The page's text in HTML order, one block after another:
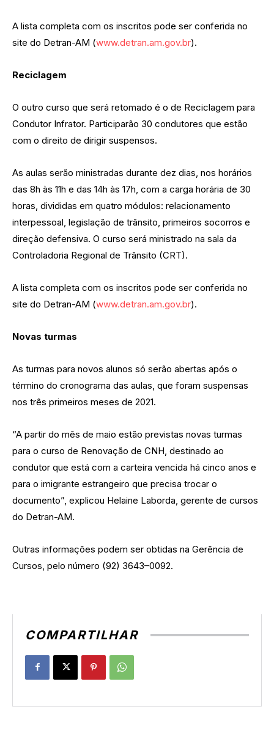
A lista completa com os inscritos pode ser conferida no
site do Detran-AM (www.detran.am.gov.br).
Reciclagem
O outro curso que será retomado é o de Reciclagem para
Condutor Infrator. Participarão 30 condutores que estão
com o direito de dirigir suspensos.
As aulas serão ministradas durante dez dias, nos horários
das 8h às 11h e das 14h às 17h, com a carga horária de 30
horas, divididas em quatro módulos: relacionamento
interpessoal, legislação de trânsito, primeiros socorros e
direção defensiva. O curso será ministrado na sala da
Controladoria Regional de Trânsito (CRT).
A lista completa com os inscritos pode ser conferida no
site do Detran-AM (www.detran.am.gov.br).
Novas turmas
As turmas para novos alunos só serão abertas após o
término do cronograma das aulas, que foram suspensas
nos três primeiros meses de 2021.
“A partir do mês de maio estão previstas novas turmas
para o curso de Renovação de CNH, destinado ao
condutor que está com a carteira vencida há cinco anos e
para o imigrante estrangeiro que precisa trocar o
documento”, explicou Helaine Laborda, gerente de cursos
do Detran-AM.
Outras informações podem ser obtidas na Gerência de
Cursos, pelo número (92) 3643–0092.
COMPARTILHAR